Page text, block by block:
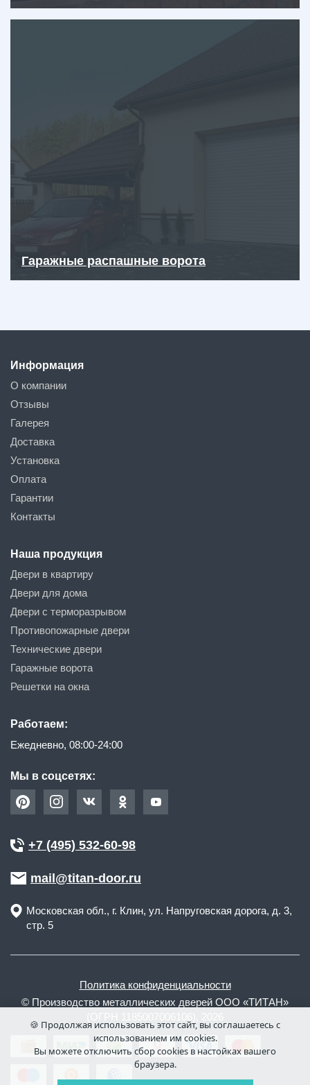
Гаражные распашные ворота
Информация
О компании
Отзывы
Галерея
Доставка
Установка
Оплата
Гарантии
Контакты
Наша продукция
Двери в квартиру
Двери для дома
Двери с терморазрывом
Противопожарные двери
Технические двери
Гаражные ворота
Решетки на окна
Работаем:
Ежедневно, 08:00-24:00
Мы в соцсетях:
+7 (495) 532-60-98
mail@titan-door.ru
Московская обл., г. Клин, ул. Напруговская дорога, д. 3,
стр. 5
Политика конфиденциальности
© Производство металлических дверей ООО «ТИТАН»
🍪 Продолжая использовать этот сайт, вы соглашаетесь с
использованием им cookies.
Вы можете отключить сбор cookies в настойках вашего
браузера.